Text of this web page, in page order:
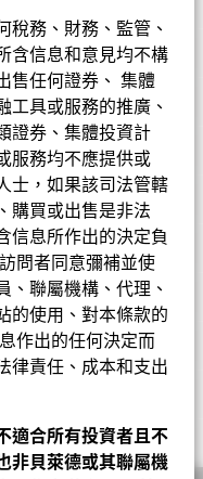
稅務、財務、監管、
含信息和意見均不構
售任何證券、 集體
工具或服務的推廣、
證券、集體投資計
服務均不應提供或
士，如果該司法管轄
購買或出售是非法
信息所作出的決定負
問者同意彌補並使
、聯屬機構、代理、
的使用、對本條款的
作出的任何決定而
律責任、成本和支出
適合所有投資者且不
非貝萊德或其聯屬機
公司將確保適當的程序得
減至最低。您只需直接在
這基金內全部股份類別—
顯示「對沖」的字眼。此
整列表，應向基金管理公
美元 987,366,771
2008年6月24日
USD
中國10/40 淨回報指數
5.00%
LU0827875930
0.00%
USD 1000
(Luxembourg) S.A.
交易日 + 3 日
21.00%
19.12
1.02%
0.837
比重(%)
9.18
8.42
CO LTD
5.68
3.49
3.14
基準
Net
6.61
11.70
14.33
1.91
變動(%)
資產淨值截至
0.44
2026年8月7日
0.43
2026年8月7日
0.28
2026年8月7日
的指標，連同其他指標及
社會、管治(ESG)方面的
現的指引，亦不反映基
高透明度和僅供參考。
慮可持續發展特徵，而是